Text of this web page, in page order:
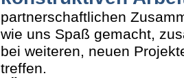
partnerschaftlichen
wie uns Spaß gemacht,
bei weiteren, neuen
treffen.